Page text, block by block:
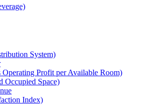
System)
Profit per Available Room)
Occupied Space)
Index)